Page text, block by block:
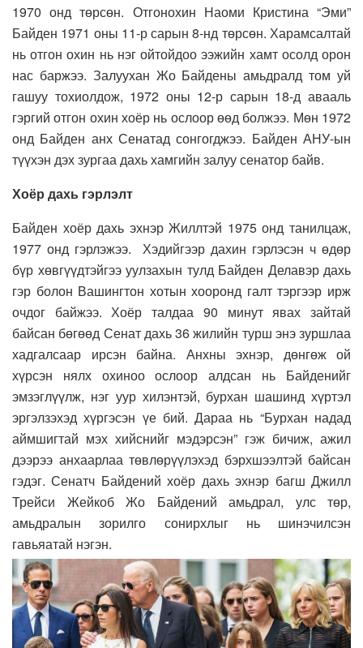
1970 онд төрсөн. Отгонохин Наоми Кристина “Эми”
Байден 1971 оны 11-р сарын 8-нд төрсөн. Харамсалтай
нь отгон охин нь нэг ойтойдоо ээжийн хамт осолд орон
нас баржээ. Залуухан Жо Байдены амьдралд том уй
гашуу тохиолдож, 1972 оны 12-р сарын 18-д авааль
гэргий отгон охин хоёр нь ослоор өөд болжээ. Мөн 1972
онд Байден анх Сенатад сонгогджээ. Байден АНУ-ын
түүхэн дэх зургаа дахь хамгийн залуу сенатор байв.
Хоёр дахь гэрлэлт
Байден хоёр дахь эхнэр Жиллтэй 1975 онд танилцаж,
1977 онд гэрлэжээ. Хэдийгээр дахин гэрлэсэн ч өдөр
бүр хөвгүүдтэйгээ уулзахын тулд Байден Делавэр дахь
гэр болон Вашингтон хотын хооронд галт тэргээр ирж
очдог байжээ. Хоёр талдаа 90 минут явах зайтай
байсан бөгөөд Сенат дахь 36 жилийн турш энэ зуршлаа
хадгалсаар ирсэн байна. Анхны эхнэр, дөнгөж ой
хүрсэн нялх охиноо ослоор алдсан нь Байденийг
эмзэглүүлж, нэг уур хилэнтэй, бурхан шашинд хүртэл
эргэлзэхэд хүргэсэн үе бий. Дараа нь “Бурхан надад
аймшигтай мэх хийснийг мэдэрсэн” гэж бичиж, ажил
дээрээ анхаарлаа төвлөрүүлэхэд бэрхшээлтэй байсан
гэдэг. Сенатч Байдений хоёр дахь эхнэр багш Джилл
Трейси Жейкоб Жо Байдений амьдрал, улс төр,
амьдралын зорилго сонирхлыг нь шинэчилсэн
гавьяатай нэгэн.